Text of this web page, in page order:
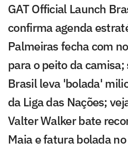
GAT Official Launch
confirma agenda
Palmeiras fecha com
para o peito da
Brasil leva 'bolada'
da Liga das Nações;
Valter Walker bate
Maia e fatura bolada no